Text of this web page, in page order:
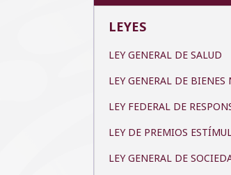
LEYES
LEY GENERAL DE SALUD
LEY GENERAL DE BIENES
LEY FEDERAL DE
LEY DE PREMIOS
LEY GENERAL DE